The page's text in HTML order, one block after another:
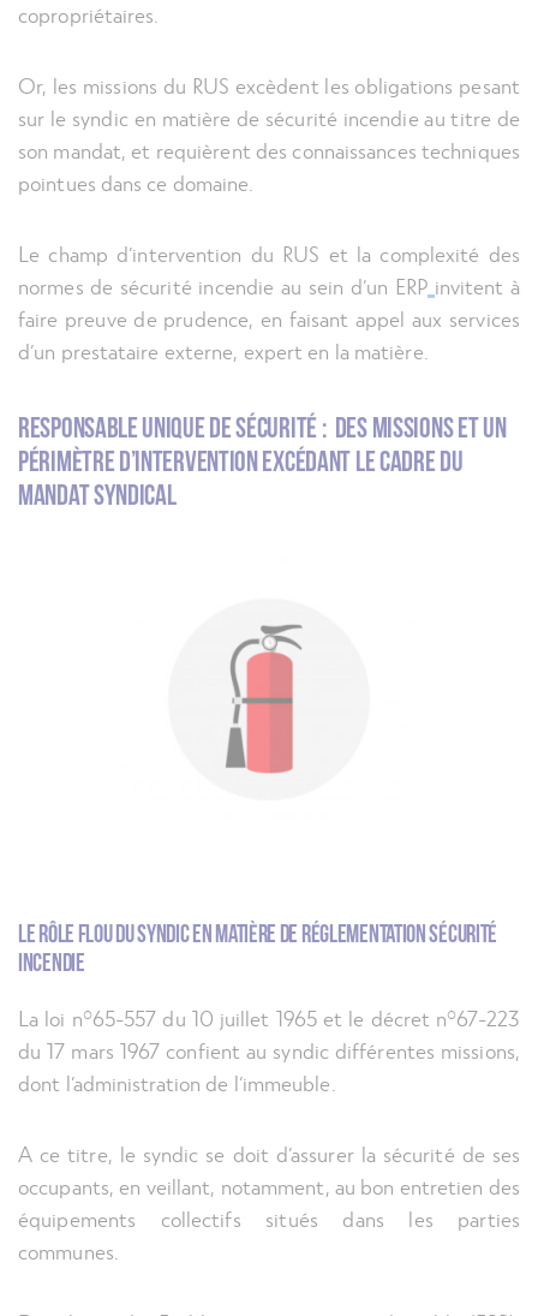
copropriétaires.
Or, les missions du RUS excèdent les obligations pesant
sur le syndic en matière de sécurité incendie au titre de
son mandat, et requièrent des connaissances techniques
pointues dans ce domaine.
Le champ d’intervention du RUS et la complexité des
normes de sécurité incendie au sein d’un ERP invitent à
faire preuve de prudence, en faisant appel aux services
d’un prestataire externe, expert en la matière.
Responsable unique de sécurité : des missions et un
périmètre d’intervention excédant le cadre du
mandat syndical
Le rôle flou du syndic en matière de réglementation sécurité
incendie
La loi n°65-557 du 10 juillet 1965 et le décret n°67-223
du 17 mars 1967 confient au syndic différentes missions,
dont l’administration de l’immeuble.
A ce titre, le syndic se doit d’assurer la sécurité de ses
occupants, en veillant, notamment, au bon entretien des
équipements collectifs situés dans les parties
communes.